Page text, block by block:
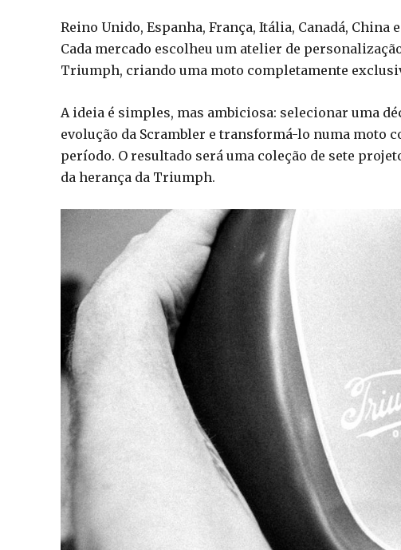
Reino Unido, Espanha, França, Itália, Canadá,
Cada mercado escolheu um atelier de
Triumph, criando uma moto completamente
A ideia é simples, mas ambiciosa: selecionar uma
evolução da Scrambler e transformá-lo numa moto
período. O resultado será uma coleção de sete
da herança da Triumph.